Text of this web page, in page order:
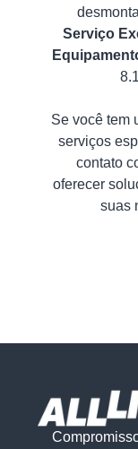
Serviço
Se você tem
serviços
contato
oferecer
suas